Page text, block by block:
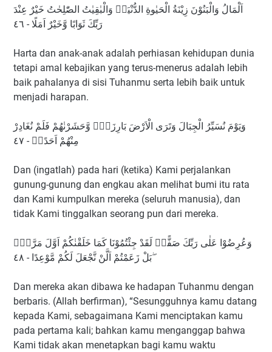
اَلْمَالُ وَالْبَنُوْنَ زِيْنَةُ الْحَيٰوةِ الدُّنْيَاۚ وَالْبٰقِيٰتُ الصّٰلِحٰتُ خَيْرٌ عِنْدَ
رَبِّكَ ثَوَابًا وَّخَيْرٌ اَمَلًا - ٤٦
Harta dan anak-anak adalah perhiasan kehidupan dunia
tetapi amal kebajikan yang terus-menerus adalah lebih
baik pahalanya di sisi Tuhanmu serta lebih baik untuk
menjadi harapan.
وَيَوْمَ نُسَيِّرُ الْجِبَالَ وَتَرَى الْاَرْضَ بَارِزَةًۙ وَّحَشَرْنٰهُمْ فَلَمْ نُغَادِرْ
مِنْهُمْ اَحَدًاۚ - ٤٧
Dan (ingatlah) pada hari (ketika) Kami perjalankan
gunung-gunung dan engkau akan melihat bumi itu rata
dan Kami kumpulkan mereka (seluruh manusia), dan
tidak Kami tinggalkan seorang pun dari mereka.
وَعُرِضُوْا عَلٰى رَبِّكَ صَفًّاۗ لَقَدْ جِئْتُمُوْنَا كَمَا خَلَقْنٰكُمْ اَوَّلَ مَرَّةٍۢ
ۖبَلْ زَعَمْتُمْ اَلَّنْ نَّجْعَلَ لَكُمْ مَّوْعِدًا - ٤٨
Dan mereka akan dibawa ke hadapan Tuhanmu dengan
berbaris. (Allah berfirman), “Sesungguhnya kamu datang
kepada Kami, sebagaimana Kami menciptakan kamu
pada pertama kali; bahkan kamu menganggap bahwa
Kami tidak akan menetapkan bagi kamu waktu